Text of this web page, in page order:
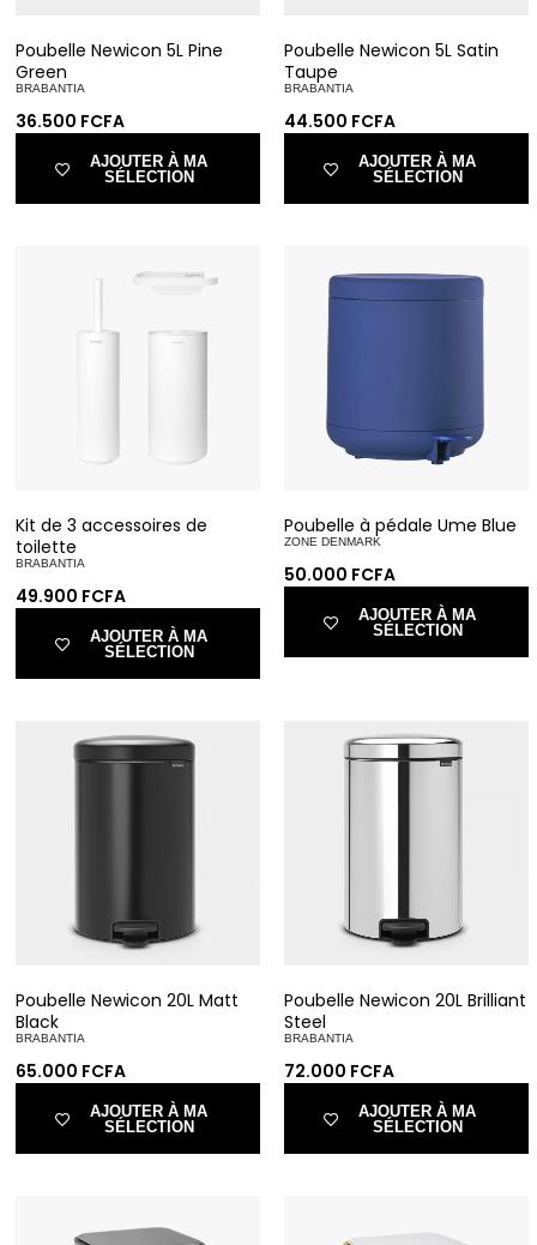
Poubelle Newicon 5L Pine
Green
BRABANTIA
36.500 FCFA
AJOUTER À MA
SÉLECTION
Poubelle Newicon 5L Satin
Taupe
BRABANTIA
44.500 FCFA
AJOUTER À MA
SÉLECTION
Kit de 3 accessoires de
toilette
BRABANTIA
49.900 FCFA
AJOUTER À MA
SÉLECTION
Poubelle à pédale Ume Blue
ZONE DENMARK
50.000 FCFA
AJOUTER À MA
SÉLECTION
Poubelle Newicon 20L Matt
Black
BRABANTIA
65.000 FCFA
AJOUTER À MA
SÉLECTION
Poubelle Newicon 20L Brilliant
Steel
BRABANTIA
72.000 FCFA
AJOUTER À MA
SÉLECTION